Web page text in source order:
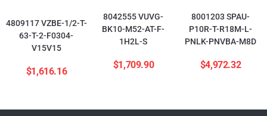
4809117 VZBE-1/2-T-
63-T-2-F0304-
V15V15
$1,616.16
8042555 VUVG-
BK10-M52-AT-F-
1H2L-S
$1,709.90
8001203 SPAU-
P10R-T-R18M-L-
PNLK-PNVBA-M8D
$4,972.32